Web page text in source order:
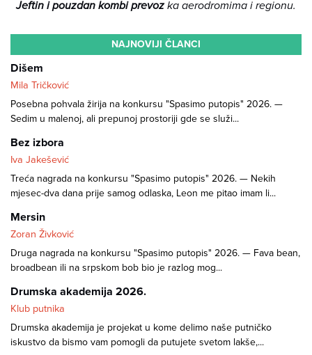
Jeftin i pouzdan kombi prevozka aerodromima i regionu.
NAJNOVIJI ČLANCI
Dišem
Mila Tričković
Posebna pohvala žirija na konkursu "Spasimo putopis" 2026. —
Sedim u malenoj, ali prepunoj prostoriji gde se služi...
Bez izbora
Iva Jakešević
Treća nagrada na konkursu "Spasimo putopis" 2026. — Nekih
mjesec-dva dana prije samog odlaska, Leon me pitao imam li...
Mersin
Zoran Živković
Druga nagrada na konkursu "Spasimo putopis" 2026. — Fava bean,
broadbean ili na srpskom bob bio je razlog mog...
Drumska akademija 2026.
Klub putnika
Drumska akademija je projekat u kome delimo naše putničko
iskustvo da bismo vam pomogli da putujete svetom lakše,...